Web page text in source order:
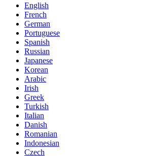
English
French
German
Portuguese
Spanish
Russian
Japanese
Korean
Arabic
Irish
Greek
Turkish
Italian
Danish
Romanian
Indonesian
Czech